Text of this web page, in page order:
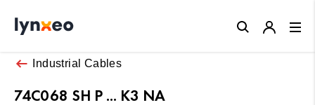
Industrial Cables
74C068 SH P ... K3 NA
Close